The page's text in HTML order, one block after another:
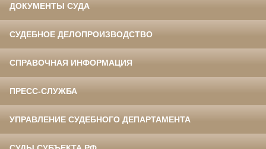
ДОКУМЕНТЫ СУДА
СУДЕБНОЕ ДЕЛОПРОИЗВОДСТВО
СПРАВОЧНАЯ ИНФОРМАЦИЯ
ПРЕСС-СЛУЖБА
УПРАВЛЕНИЕ СУДЕБНОГО ДЕПАРТАМЕНТА